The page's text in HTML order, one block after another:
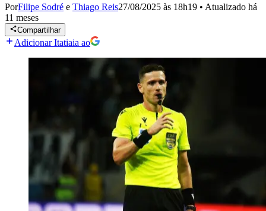
PorFilipe Sodré e Thiago Reis27/08/2025 às 18h19 • Atualizado há
11 meses
Compartilhar
Adicionar Itatiaia ao